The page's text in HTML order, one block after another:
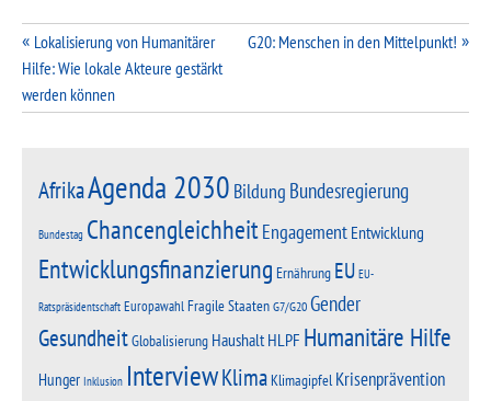
Beitragsnavigation
Lokalisierung von Humanitärer
Hilfe: Wie lokale Akteure gestärkt
werden können
G20: Menschen in den Mittelpunkt!
AfrikaAgenda 2030 Bildung Bundesregierung
Bundestag ChancengleichheitEngagement Entwicklung
Entwicklungsfinanzierung Ernährung EU EU-
Ratspräsidentschaft EuropawahlFragile StaatenG7/G20Gender
GesundheitGlobalisierung HaushaltHLPF Humanitäre Hilfe
Hunger Inklusion InterviewKlimaKlimagipfel Krisenprävention